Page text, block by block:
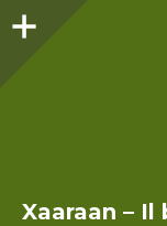
Xaaraan –